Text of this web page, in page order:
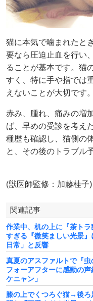
猫に本気で噛まれたと
要なら圧迫止血を行い
ることが基本です。猫
すく、特に手や指では
えないことが大切です。
赤み、腫れ、痛みの増
ば、早めの受診を考え
種歴も確認し、猫側の
と、その後のトラブル
(獣医師監修：加藤桂子)
関連記事
作業中、机の上に『茶ト
すぎる『微笑ましい光景
日常」と反響
真夏のアスファルトで『
フォーアフターに感動の
ケニャン」
膝の上でくつろぐ猫→後